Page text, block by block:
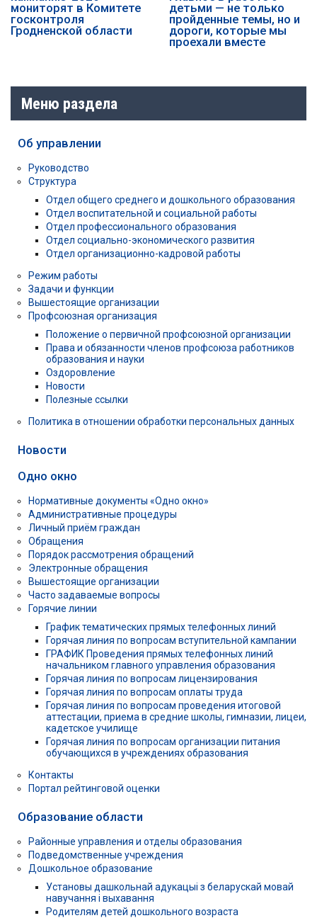
мониторят в Комитете
госконтроля
Гродненской области
детьми — не только
пройденные темы, но и
дороги, которые мы
проехали вместе
Меню раздела
Об управлении
Руководство
Структура
Отдел общего среднего и дошкольного образования
Отдел воспитательной и социальной работы
Отдел профессионального образования
Отдел социально-экономического развития
Отдел организационно-кадровой работы
Режим работы
Задачи и функции
Вышестоящие организации
Профсоюзная организация
Положение о первичной профсоюзной организации
Права и обязанности членов профсоюза работников
образования и науки
Оздоровление
Новости
Полезные ссылки
Политика в отношении обработки персональных данных
Новости
Одно окно
Нормативные документы «Одно окно»
Административные процедуры
Личный приём граждан
Обращения
Порядок рассмотрения обращений
Электронные обращения
Вышестоящие организации
Часто задаваемые вопросы
Горячие линии
График тематических прямых телефонных линий
Горячая линия по вопросам вступительной кампании
ГРАФИК Проведения прямых телефонных линий
начальником главного управления образования
Горячая линия по вопросам лицензирования
Горячая линия по вопросам оплаты труда
Горячая линия по вопросам проведения итоговой
аттестации, приема в средние школы, гимназии, лицеи,
кадетское училище
Горячая линия по вопросам организации питания
обучающихся в учреждениях образования
Контакты
Портал рейтинговой оценки
Образование области
Районные управления и отделы образования
Подведомственные учреждения
Дошкольное образование
Установы дашкольнай адукацыі з беларускай мовай
навучання і выхавання
Родителям детей дошкольного возраста